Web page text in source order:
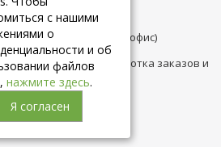
,ул.Плещеева д.12 (офис)
с 10:00 до 21:00 (обработка заказов и
консультация)
с нашими
о
и об
файлов
нажмите здесь.
Я согласен